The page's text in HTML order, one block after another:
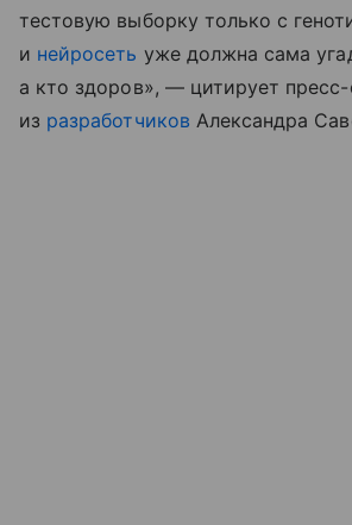
тестовую выборку только с
и нейросеть уже должна сама
а кто здоров», — цитирует
из разработчиков Александра